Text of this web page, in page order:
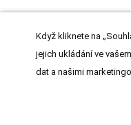
Když kliknete na
jejich ukládání ve
dat a našimi